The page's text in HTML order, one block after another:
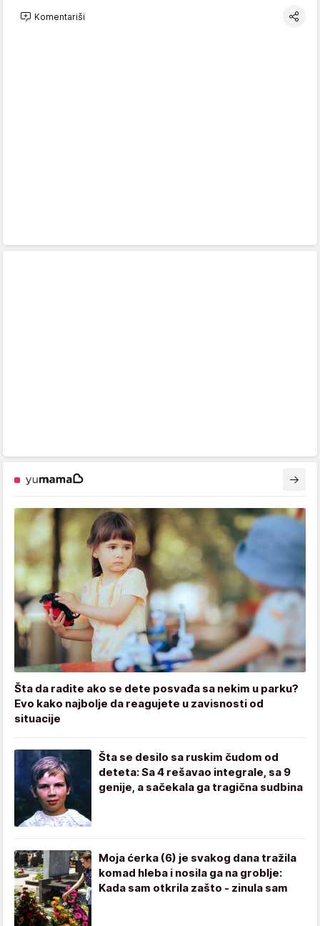
Komentariši
Šta da radite ako se dete posvađa sa nekim u parku?
Evo kako najbolje da reagujete u zavisnosti od
situacije
Šta se desilo sa ruskim čudom od
deteta: Sa 4 rešavao integrale, sa 9
genije, a sačekala ga tragična sudbina
Moja ćerka (6) je svakog dana tražila
komad hleba i nosila ga na groblje:
Kada sam otkrila zašto - zinula sam